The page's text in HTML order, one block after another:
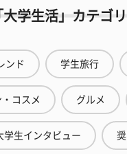
大学生活」カテゴ
ンド 学生旅行
コスメ グルメ
学生インタビュー